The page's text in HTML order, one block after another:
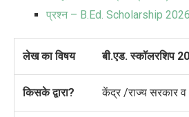
प्रश्न – B.Ed. Scholarship
लेख का विषय बी.एड. स्कॉलरशिप
किसके द्वारा? केंद्र /राज्य सरकार व